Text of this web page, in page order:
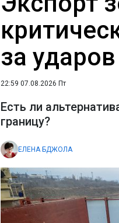
за
22:59 07.08.2026 Пт
Есть ли
границу?
ЕЛЕНА БДЖОЛА